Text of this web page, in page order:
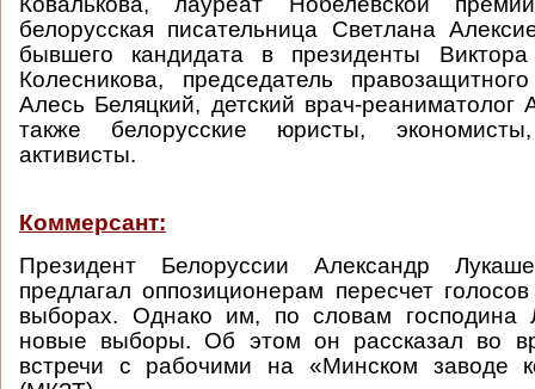
белорусская писательница Светлана
бывшего кандидата в президенты
Колесникова, председатель
Алесь Беляцкий, детский врач-
также белорусские юристы,
активисты.
Коммерсант:
Президент Белоруссии Александр
предлагал оппозиционерам пересчет
выборах. Однако им, по словам господина
новые выборы. Об этом он рассказал во
встречи с рабочими на «Минском заводе